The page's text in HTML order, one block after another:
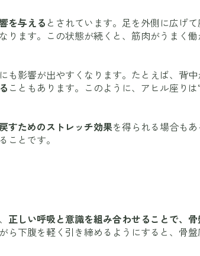
を与える とされています。足を外側に広げ
ます。この状態が続くと、筋肉がうまく働
も影響が出やすくなります。たとえば、背
こともあります。このように、アヒル座り
すためのストレッチ効果を得られる場合も
ことです。
正しい呼吸と意識を組み合わせることで、
ら下腹を軽く引き締めるようにすると、骨